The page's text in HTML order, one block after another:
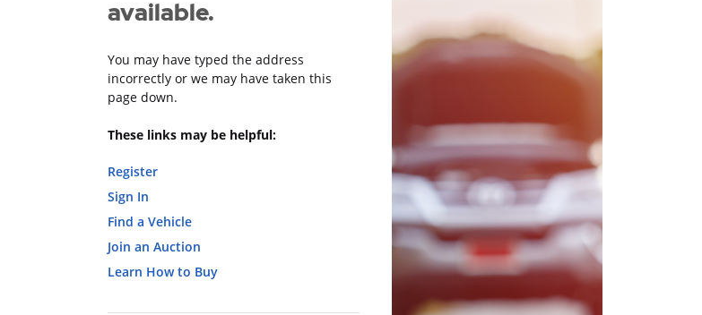
available.
You may have typed the address
incorrectly or we may have taken this
page down.
These links may be helpful:
Register
Sign In
Find a Vehicle
Join an Auction
Learn How to Buy